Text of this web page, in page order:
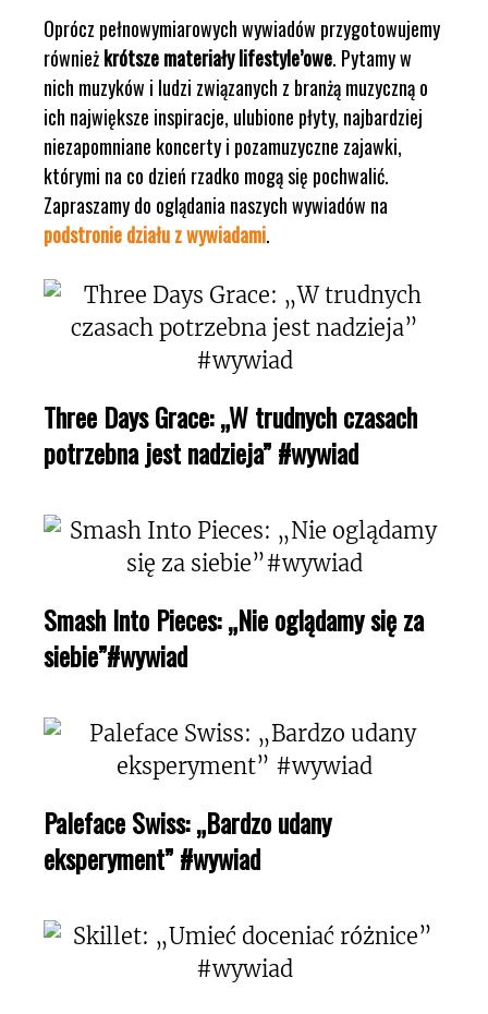
Oprócz pełnowymiarowych wywiadów przygotowujemy
równieżkrótsze materiały lifestyle’owe. Pytamy w
nich muzyków i ludzi związanych z branżą muzyczną o
ich największe inspiracje, ulubione płyty, najbardziej
niezapomniane koncerty i pozamuzyczne zajawki,
którymi na co dzień rzadko mogą się pochwalić.
Zapraszamy do oglądania naszych wywiadów na
podstronie działu z wywiadami.
Three Days Grace: „W trudnych czasach
potrzebna jest nadzieja” #wywiad
Smash Into Pieces: „Nie oglądamy się za
siebie”#wywiad
Paleface Swiss: „Bardzo udany
eksperyment” #wywiad